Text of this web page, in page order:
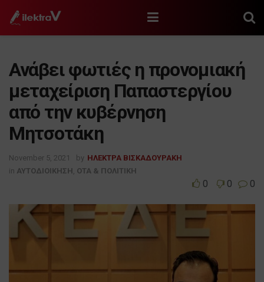
Ανάβει φωτιές η προνομιακή
μεταχείριση Παπαστεργίου
από την κυβέρνηση
Μητσοτάκη
November 5, 2021 by ΗΛΕΚΤΡΑ ΒΙΣΚΑΔΟΥΡΑΚΗ
in ΑΥΤΟΔΙΟΙΚΗΣΗ ΟΤΑ & ΠΟΛΙΤΙΚΗ
0 0 0